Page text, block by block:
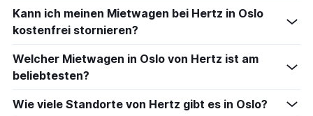
Kann ich meinen Mietwagen bei Hertz in Oslo
kostenfrei stornieren?
Welcher Mietwagen in Oslo von Hertz ist am
beliebtesten?
Wie viele Standorte von Hertz gibt es in Oslo?